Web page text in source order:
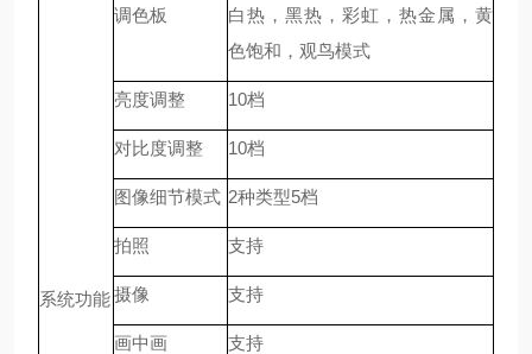
系统功能
调色板
白热，黑热，彩虹，热金属，黄
色饱和，观鸟模式
亮度调整 10档
对比度调整 10档
图像细节模式 2种类型5档
拍照 支持
摄像 支持
画中画 支持